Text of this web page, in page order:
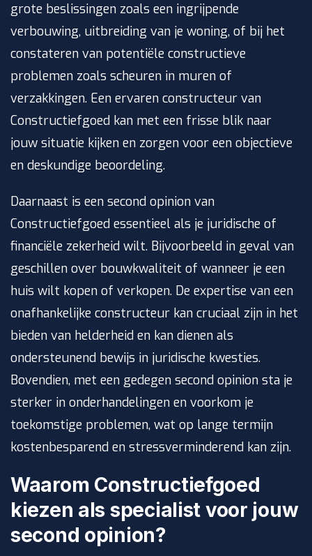
grote beslissingen zoals een ingrijpende
verbouwing, uitbreiding van je woning, of bij het
constateren van potentiële constructieve
problemen zoals scheuren in muren of
verzakkingen. Een ervaren constructeur van
Constructiefgoed kan met een frisse blik naar
jouw situatie kijken en zorgen voor een objectieve
en deskundige beoordeling.
Daarnaast is een second opinion van
Constructiefgoed essentieel als je juridische of
financiële zekerheid wilt. Bijvoorbeeld in geval van
geschillen over bouwkwaliteit of wanneer je een
huis wilt kopen of verkopen. De expertise van een
onafhankelijke constructeur kan cruciaal zijn in het
bieden van helderheid en kan dienen als
ondersteunend bewijs in juridische kwesties.
Bovendien, met een gedegen second opinion sta je
sterker in onderhandelingen en voorkom je
toekomstige problemen, wat op lange termijn
kostenbesparend en stressverminderend kan zijn.
Waarom Constructiefgoed
kiezen als specialist voor jouw
second opinion?